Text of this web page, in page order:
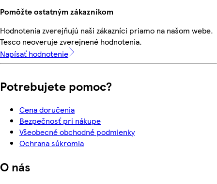
Pomôžte ostatným zákazníkom
Hodnotenia zverejňujú naši zákazníci priamo na našom webe.
Tesco neoveruje zverejnené hodnotenia.
Napísať hodnotenie
Potrebujete pomoc?
Cena doručenia
Bezpečnosť pri nákupe
Všeobecné obchodné podmienky
Ochrana súkromia
O nás